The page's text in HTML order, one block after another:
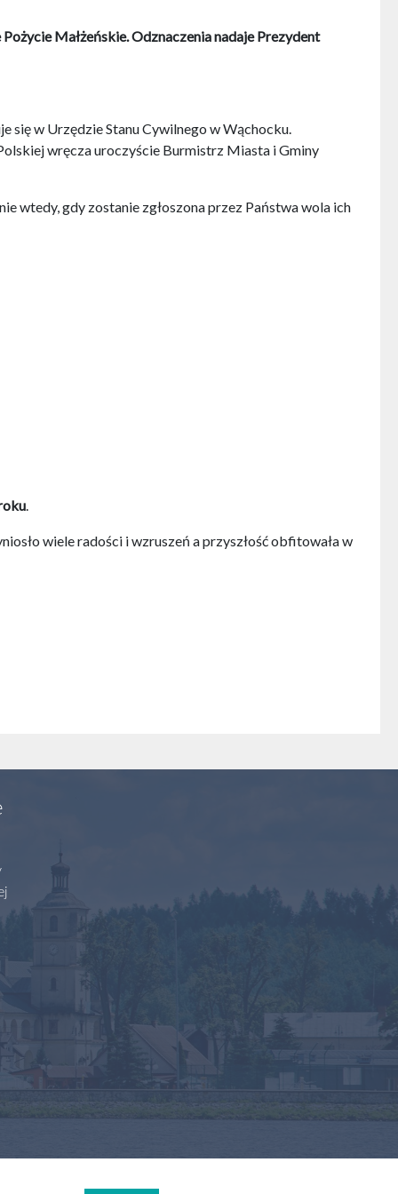
Małżeńskie. Odznaczenia nadaje Prezydent
się w Urzędzie Stanu Cywilnego w Wąchocku.
wręcza uroczyście Burmistrz Miasta i Gminy
wtedy, gdy zostanie zgłoszona przez Państwa wola ich
wiele radości i wzruszeń a przyszłość obfitowała w